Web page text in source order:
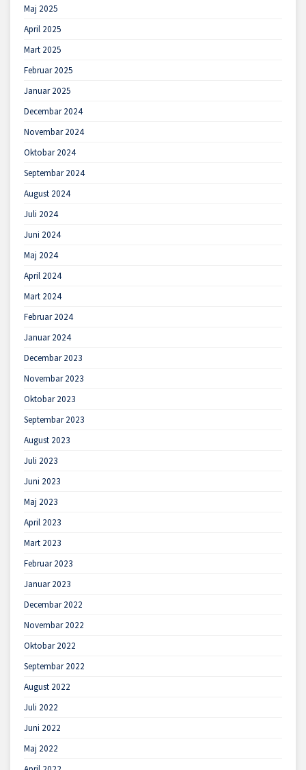
Maj 2025
April 2025
Mart 2025
Februar 2025
Januar 2025
Decembar 2024
Novembar 2024
Oktobar 2024
Septembar 2024
August 2024
Juli 2024
Juni 2024
Maj 2024
April 2024
Mart 2024
Februar 2024
Januar 2024
Decembar 2023
Novembar 2023
Oktobar 2023
Septembar 2023
August 2023
Juli 2023
Juni 2023
Maj 2023
April 2023
Mart 2023
Februar 2023
Januar 2023
Decembar 2022
Novembar 2022
Oktobar 2022
Septembar 2022
August 2022
Juli 2022
Juni 2022
Maj 2022